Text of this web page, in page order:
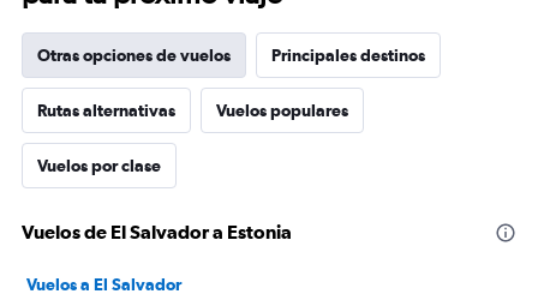
Otras opciones de vuelos Principales destinos
Rutas alternativas Vuelos populares
Vuelos por clase
Vuelos de El Salvador a Estonia
Vuelos a El Salvador